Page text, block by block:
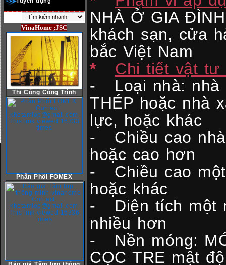
VinaHome ;JSC
Thi Công Công Trình
Phân Phối FOMEX
NHÀ Ở GIA
khách sạn, cửa
bắc Việt Nam
*
Chi tiết vật tư
- Loại nhà: nhà
THÉP hoặc nhà
lực, hoặc khác
- Chiều cao
hoặc cao hơn
- Chiều cao
hoặc khác
- Diện tích một
nhiều hơn
- Nền móng:
CỌC TRE mật